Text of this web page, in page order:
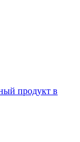
продукт в